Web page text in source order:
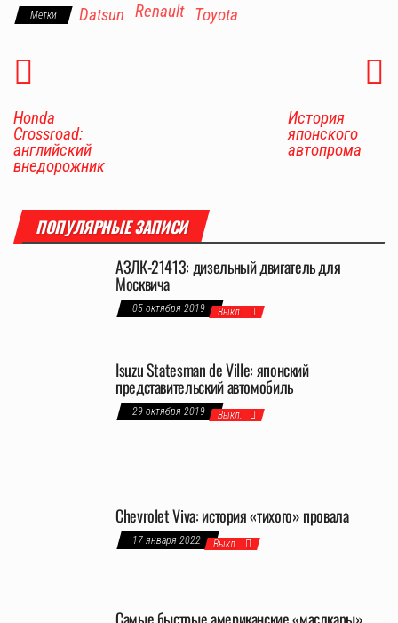
Метки Datsun Renault Toyota
Honda
Crossroad:
английский
внедорожник
История
японского
автопрома
ПОПУЛЯРНЫЕ ЗАПИСИ
АЗЛК-21413: дизельный двигатель для
Москвича
05 октября 2019 Выкл.
Isuzu Statesman de Ville: японский
представительский автомобиль
29 октября 2019 Выкл.
Chevrolet Viva: история «тихого» провала
17 января 2022 Выкл.
Самые быстрые американские «маслкары»